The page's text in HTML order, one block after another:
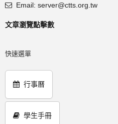
Email: server@ctts.org.tw
文章瀏覽點擊數
快速選單
行事曆
學生手冊